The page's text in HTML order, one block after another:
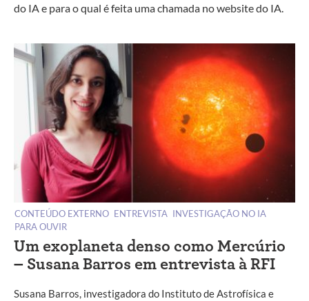
do IA e para o qual é feita uma chamada no website do IA.
CONTEÚDO EXTERNO ENTREVISTA INVESTIGAÇÃO NO IA
PARA OUVIR
Um exoplaneta denso como Mercúrio
– Susana Barros em entrevista à RFI
Susana Barros, investigadora do Instituto de Astrofísica e